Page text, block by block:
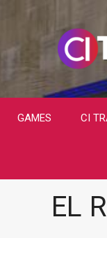
GAMES CI
EL